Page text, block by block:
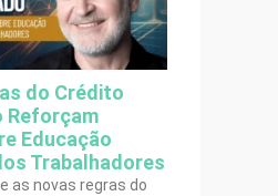
do Crédito
Reforçam
Educação
Trabalhadores
as novas regras do